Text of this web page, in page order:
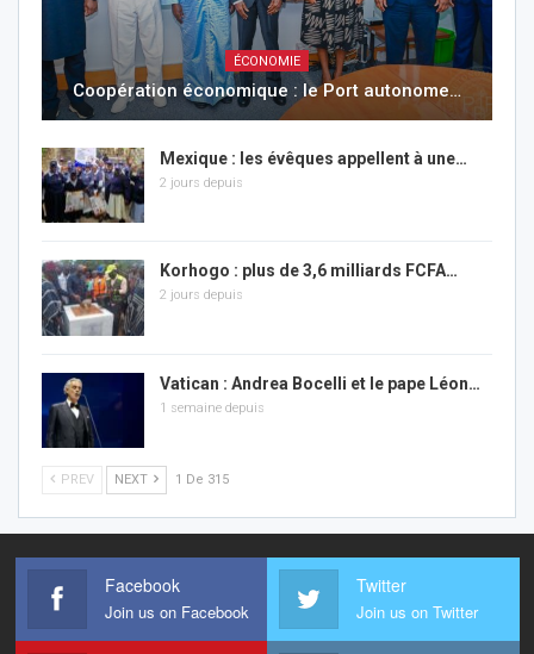
ÉCONOMIE
Coopération économique : le Port autonome…
Mexique : les évêques appellent à une…
2 jours depuis
Korhogo : plus de 3,6 milliards FCFA…
2 jours depuis
Vatican : Andrea Bocelli et le pape Léon…
1 semaine depuis
PREV NEXT 1 De 315
Facebook
Join us on Facebook
Twitter
Join us on Twitter